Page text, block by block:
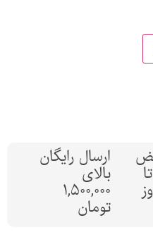
ارسال رایگان
بالای
1,500,000
تومان